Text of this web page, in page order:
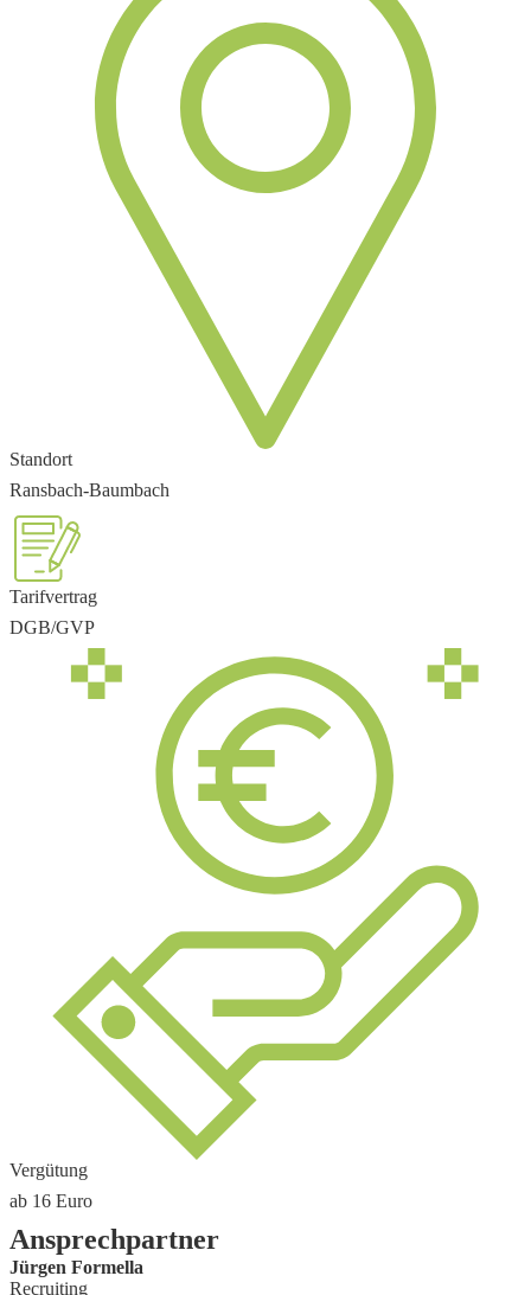
Standort
Ransbach-Baumbach
Tarifvertrag
DGB/GVP
Vergütung
ab 16 Euro
Ansprechpartner
Jürgen Formella
Recruiting